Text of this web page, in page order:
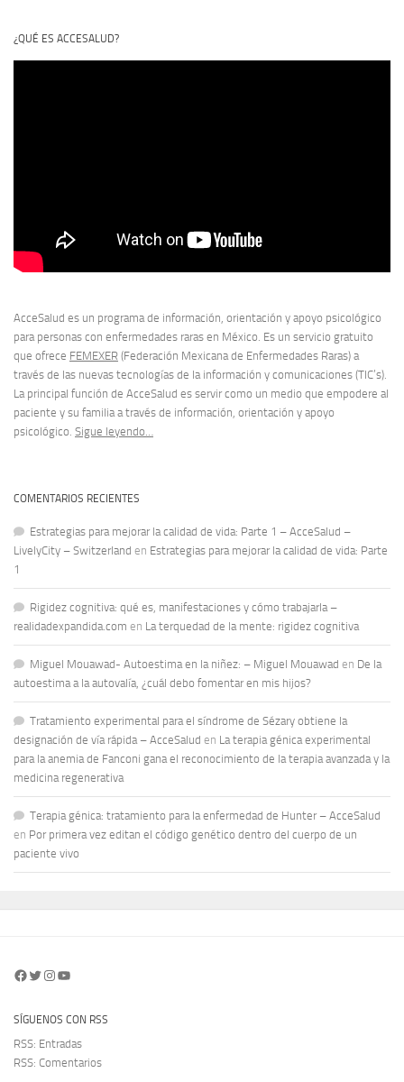
¿QUÉ ES ACCESALUD?
AcceSalud es un programa de información, orientación y apoyo psicológico
para personas con enfermedades raras en México. Es un servicio gratuito
que ofrece FEMEXER (Federación Mexicana de Enfermedades Raras) a
través de las nuevas tecnologías de la información y comunicaciones (TIC’s).
La principal función de AcceSalud es servir como un medio que empodere al
paciente y su familia a través de información, orientación y apoyo
psicológico. Sigue leyendo…
COMENTARIOS RECIENTES
Estrategias para mejorar la calidad de vida: Parte 1 – AcceSalud –
LivelyCity – Switzerland en Estrategias para mejorar la calidad de vida: Parte
1
Rigidez cognitiva: qué es, manifestaciones y cómo trabajarla –
realidadexpandida.com en La terquedad de la mente: rigidez cognitiva
Miguel Mouawad- Autoestima en la niñez: – Miguel Mouawad en De la
autoestima a la autovalía, ¿cuál debo fomentar en mis hijos?
Tratamiento experimental para el síndrome de Sézary obtiene la
designación de vía rápida – AcceSalud en La terapia génica experimental
para la anemia de Fanconi gana el reconocimiento de la terapia avanzada y la
medicina regenerativa
Terapia génica: tratamiento para la enfermedad de Hunter – AcceSalud
en Por primera vez editan el código genético dentro del cuerpo de un
paciente vivo
Facebook
Twitter
Instagram
YouTube
SÍGUENOS CON RSS
RSS: Entradas
RSS: Comentarios